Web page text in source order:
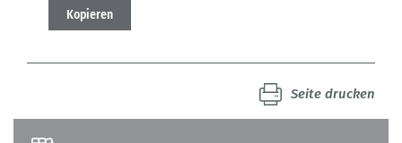
Kopieren
Seite drucken